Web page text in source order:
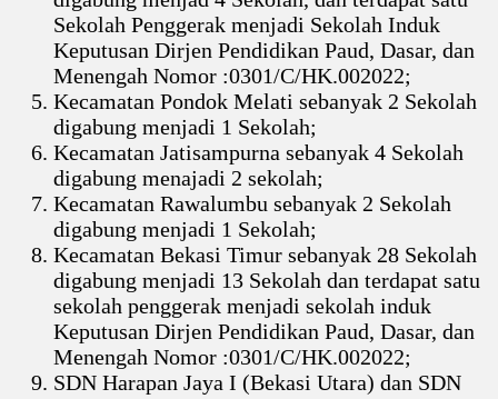
Sekolah Penggerak menjadi Sekolah Induk
Keputusan Dirjen Pendidikan Paud, Dasar, dan
Menengah Nomor :0301/C/HK.002022;
Kecamatan Pondok Melati sebanyak 2 Sekolah
digabung menjadi 1 Sekolah;
Kecamatan Jatisampurna sebanyak 4 Sekolah
digabung menajadi 2 sekolah;
Kecamatan Rawalumbu sebanyak 2 Sekolah
digabung menjadi 1 Sekolah;
Kecamatan Bekasi Timur sebanyak 28 Sekolah
digabung menjadi 13 Sekolah dan terdapat satu
sekolah penggerak menjadi sekolah induk
Keputusan Dirjen Pendidikan Paud, Dasar, dan
Menengah Nomor :0301/C/HK.002022;
SDN Harapan Jaya I (Bekasi Utara) dan SDN